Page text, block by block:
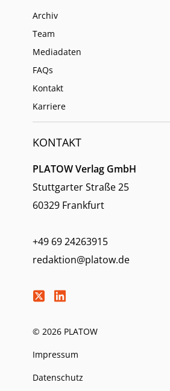
Archiv
Team
Mediadaten
FAQs
Kontakt
Karriere
KONTAKT
PLATOW Verlag GmbH
Stuttgarter Straße 25
60329 Frankfurt
+49 69 24263915
redaktion@platow.de
© 2026 PLATOW
Impressum
Datenschutz